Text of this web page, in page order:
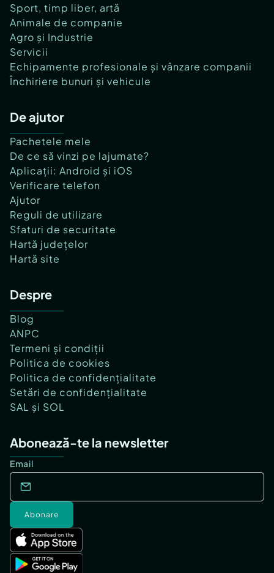
Sport, timp liber, artă
Animale de companie
Agro și Industrie
Servicii
Echipamente profesionale și vânzare companii
Închiriere bunuri și vehicule
De ajutor
Pachetele mele
De ce să vinzi pe lajumate?
Aplicații: Android și iOS
Verificare telefon
Ajutor
Reguli de utilizare
Sfaturi de securitate
Hartă județelor
Hartă site
Despre
Blog
ANPC
Termeni și condiții
Politica de cookies
Politica de confidențialitate
Setări de confidențialitate
SAL și SOL
Abonează-te la newsletter
Email
Abonare